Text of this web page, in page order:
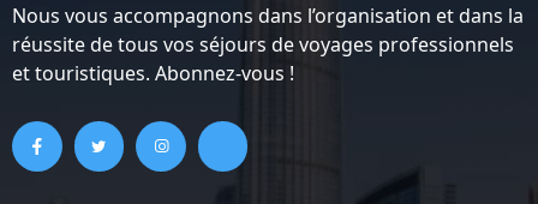
Nous vous accompagnons dans l’organisation et dans la
réussite de tous vos séjours de voyages professionnels
et touristiques. Abonnez-vous !